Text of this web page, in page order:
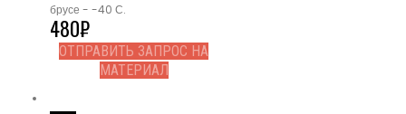
брусе - -40 С.
480₽
ОТПРАВИТЬ ЗАПРОС НА
МАТЕРИАЛ